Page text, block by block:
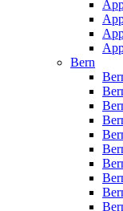
Bern